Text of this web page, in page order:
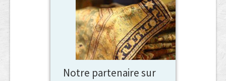
Notre partenaire sur